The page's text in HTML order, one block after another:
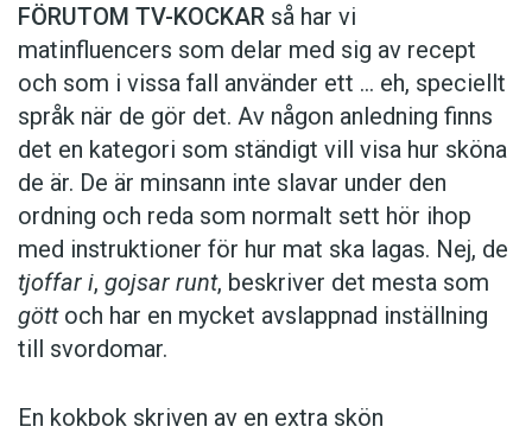
FÖRUTOM TV-KOCKAR så har vi
matinfluencers som delar med sig av recept
och som i vissa fall ­använder ett … eh, speciellt
språk när de gör det. Av någon anledning finns
det en kategori som ständigt vill visa hur sköna
de är. De är minsann inte slavar under den
ordning och reda som normalt sett hör ihop
med instruktioner för hur mat ska lagas. Nej, de
tjoffar i, gojsar runt, beskriver det mesta som
göttoch har en mycket avslappnad inställning
till svordomar.
En kokbok ­skriven av en extra skön